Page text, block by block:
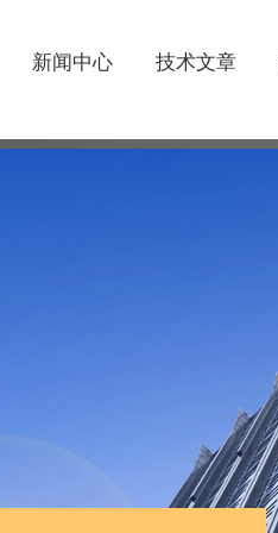
新闻中心 技术文章